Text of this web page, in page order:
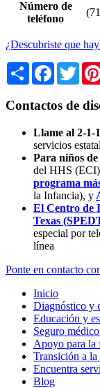
Número de
teléfono
¿Descubriste que
Share Facebook
Contactos de
Llame al 2-1-1
servicios
Para niños de
del HHS
programa
la Infancia), y
El Centro de
Texas
especial por
línea
Ponte en contacto
Inicio
Diagnóstico y
Educación y
Seguro
Apoyo para la
Transición a la
Encuentra
Blog